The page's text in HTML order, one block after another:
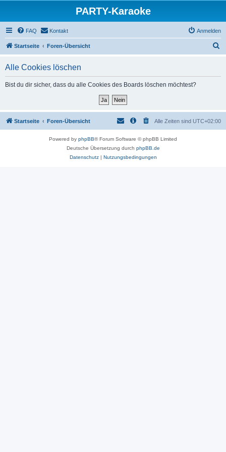
PARTY-Karaoke
FAQ Kontakt Anmelden
Startseite Foren-Übersicht
Alle Cookies löschen
Bist du dir sicher, dass du alle Cookies des Boards löschen möchtest?
Startseite Foren-Übersicht Alle Zeiten sind UTC+02:00
Powered by phpBB® Forum Software © phpBB Limited
Deutsche Übersetzung durch phpBB.de
Datenschutz| Nutzungsbedingungen